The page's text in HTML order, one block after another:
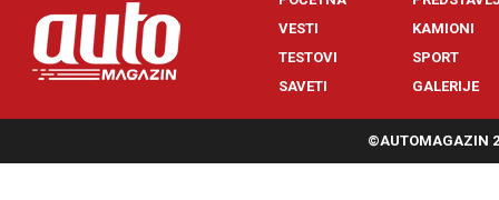
VESTI
TESTOVI
SAVETI
KAMIONI
SPORT
GALERIJE
©AUTOMAGAZIN